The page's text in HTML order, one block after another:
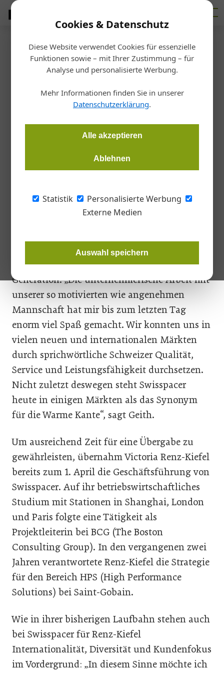
Cookies & Datenschutz
Diese Website verwendet Cookies für essenzielle
Funktionen sowie – mit Ihrer Zustimmung – für
Analyse und personalisierte Werbung.
Mehr Informationen finden Sie in unserer
Datenschutzerklärung.
Alle akzeptieren
Ablehnen
Statistik
Personalisierte Werbung
Externe Medien
Auswahl speichern
Startseite/Glas
Geschäftsführerwechsel bei
Swisspacer
Mit 31. Mai hat Andreas Geith den Schweizer Hersteller von
Warme Kante-Abstandhaltern verlassen, um seinen
Strategiedirektorin bei Saint-Gobain High Performance
Solutions, hat die Geschäftsführung von Swisspacer.
Swisspacer übergab Andreas Geith die
Geschäftsführung an die nachfolgende
Generation. „Die unternehmerische Arbeit mit
unserer so motivierten wie angenehmen
Mannschaft hat mir bis zum letzten Tag
enorm viel Spaß gemacht. Wir konnten uns in
vielen neuen und internationalen Märkten
durch sprich­wörtliche Schweizer Qualität,
Service und Leistungsfähigkeit durchsetzen.
Nicht zuletzt deswegen steht Swisspacer
heute in einigen Märkten als das Synonym
für die Warme Kante“, sagt Geith.
Um ausreichend Zeit für eine Übergabe zu
gewährleisten, übernahm Victoria Renz-Kiefel
bereits zum 1. April die Geschäftsführung von
Swisspacer. Auf ihr betriebswirtschaftliches
Studium mit Stationen in Shanghai, London
und Paris folgte eine Tätigkeit als
Projektleiterin bei BCG (The Boston
Consulting Group). In den vergangenen zwei
Jahren verantwortete Renz-Kiefel die Strategie
für den Bereich HPS (High Performance
Solutions) bei Saint-Gobain.
Wie in ihrer bisherigen Laufbahn stehen auch
bei Swisspacer für Renz-Kiefel
Internationalität, Diversität und Kundenfokus
im Vordergrund: „In diesem Sinne möchte ich